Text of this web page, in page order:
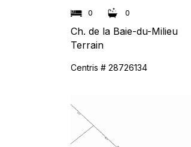
0 0
Ch. de la Baie-du-Milieu
Terrain
Centris # 28726134